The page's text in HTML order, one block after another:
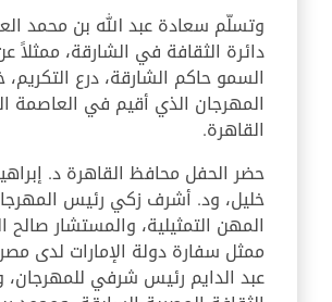
وتسلّم سعادة عبد الله بن محمد
دائرة الثقافة في الشارقة، ممثلاً
السمو حاكم الشارقة، درع التكريم،
المهرجان الذي أقيم في العاصمة
القاهرة.
حضر الحفل محافظ القاهرة د.
خليل، ود. أشرف زكي رئيس
المهن التمثيلية، والمستشار
ممثل سفارة دولة الإمارات لدى
عبد الدايم رئيس شرفي للمهرجان،